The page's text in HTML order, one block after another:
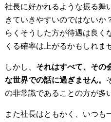
社長に好かれるような振る舞
きていきやすいのではないか
らくそうした方が待遇は良く
くる確率は上がるかもしれま
しかし、 それはすべて、その
な世界での話に過ぎません。
の非常識であることの方が多
また社長はともかく、いつも